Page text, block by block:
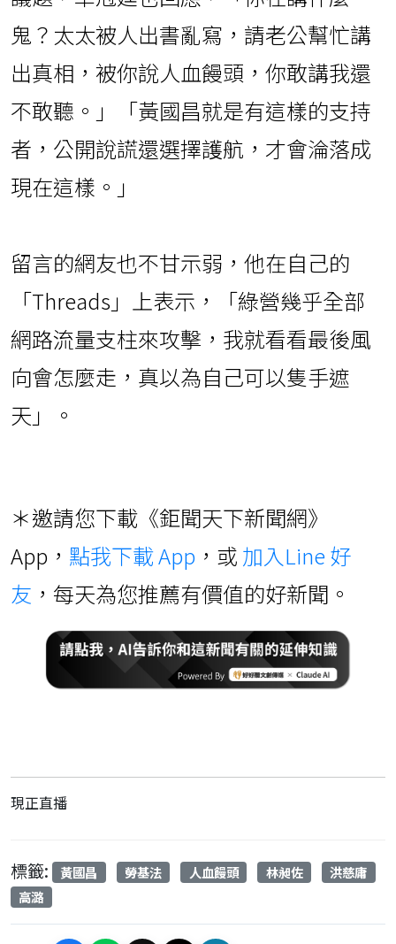
鬼？太太被人出書亂寫，請老公幫忙講
出真相，被你說人血饅頭，你敢講我還
不敢聽。」「黃國昌就是有這樣的支持
者，公開說謊還選擇護航，才會淪落成
現在這樣。」
留言的網友也不甘示弱，他在自己的
「Threads」上表示，「綠營幾乎全部
網路流量支柱來攻擊，我就看看最後風
向會怎麼走，真以為自己可以隻手遮
天」。
＊邀請您下載《鉅聞天下新聞網》
App， 點我下載 App ，或 加入Line 好
友 ，每天為您推薦有價值的好新聞。
現正直播
標籤: 黃國昌 勞基法 人血饅頭 林昶佐
洪慈庸
高潞